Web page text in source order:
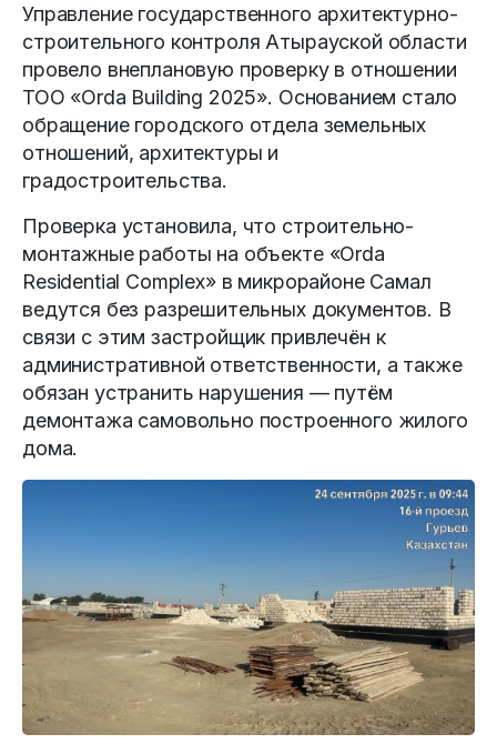
Управление государственного архитектурно-
строительного контроля Атырауской области
провело внеплановую проверку в отношении
ТОО «Orda Building 2025». Основанием стало
обращение городского отдела земельных
отношений, архитектуры и
градостроительства.
Проверка установила, что строительно-
монтажные работы на объекте «Orda
Residential Complex» в микрорайоне Самал
ведутся без разрешительных документов. В
связи с этим застройщик привлечён к
административной ответственности, а также
обязан устранить нарушения — путём
демонтажа самовольно построенного жилого
дома.